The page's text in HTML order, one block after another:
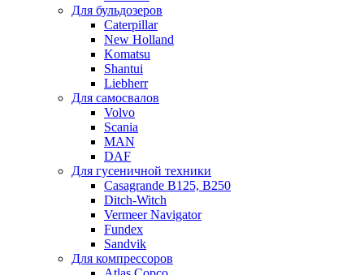
Для бульдозеров
Caterpillar
New Holland
Komatsu
Shantui
Liebherr
Для самосвалов
Volvo
Scania
MAN
DAF
Для гусеничной техники
Casagrande B125, B250
Ditch-Witch
Vermeer Navigator
Fundex
Sandvik
Для компрессоров